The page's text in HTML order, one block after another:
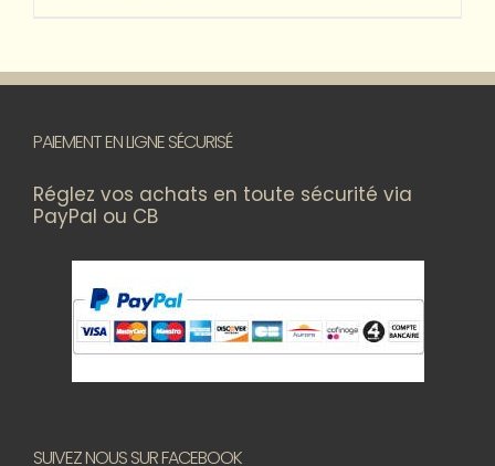
PAIEMENT EN LIGNE SÉCURISÉ
Réglez vos achats en toute sécurité via
PayPal ou CB
SUIVEZ NOUS SUR FACEBOOK